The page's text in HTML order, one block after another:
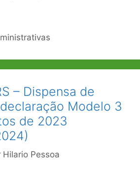
– Dispensa de
Modelo 3
de 2023
Hilario Pessoa